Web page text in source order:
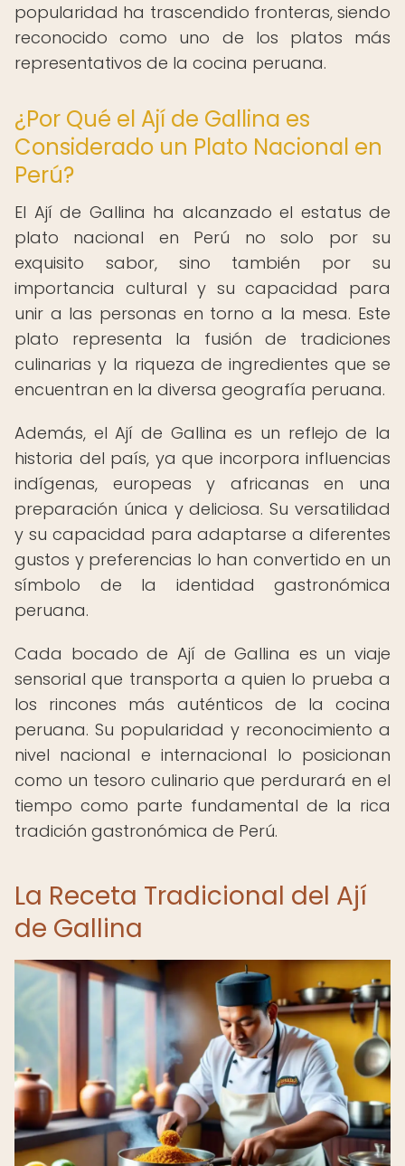
popularidad ha trascendido fronteras, siendo
reconocido como uno de los platos más
representativos de la cocina peruana.
¿Por Qué el Ají de Gallina es
Considerado un Plato Nacional en
Perú?
El Ají de Gallina ha alcanzado el estatus de
plato nacional en Perú no solo por su
exquisito sabor, sino también por su
importancia cultural y su capacidad para
unir a las personas en torno a la mesa. Este
plato representa la fusión de tradiciones
culinarias y la riqueza de ingredientes que se
encuentran en la diversa geografía peruana.
Además, el Ají de Gallina es un reflejo de la
historia del país, ya que incorpora influencias
indígenas, europeas y africanas en una
preparación única y deliciosa. Su versatilidad
y su capacidad para adaptarse a diferentes
gustos y preferencias lo han convertido en un
símbolo de la identidad gastronómica
peruana.
Cada bocado de Ají de Gallina es un viaje
sensorial que transporta a quien lo prueba a
los rincones más auténticos de la cocina
peruana. Su popularidad y reconocimiento a
nivel nacional e internacional lo posicionan
como un tesoro culinario que perdurará en el
tiempo como parte fundamental de la rica
tradición gastronómica de Perú.
La Receta Tradicional del Ají
de Gallina